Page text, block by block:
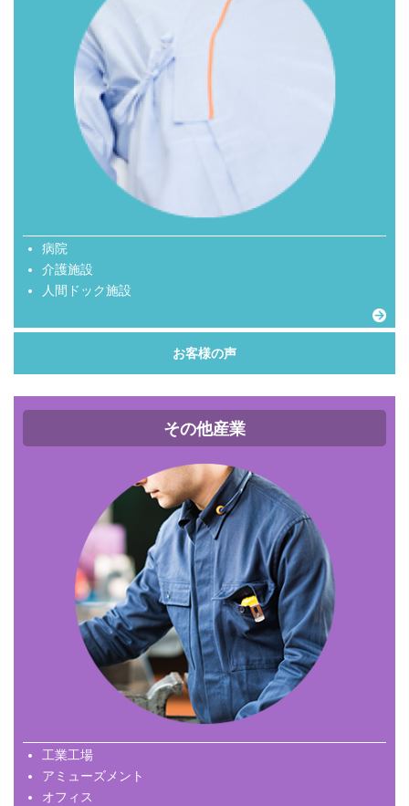
病院
介護施設
人間ドック施設
お客様の声
その他産業
工業工場
アミューズメント
オフィス